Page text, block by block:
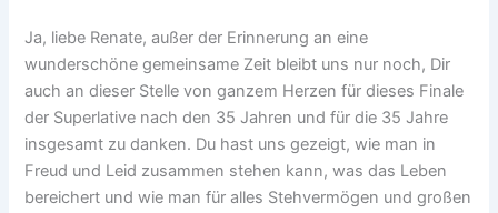
Ja, liebe Renate, außer der Erinnerung an eine
wunderschöne gemeinsame Zeit bleibt uns nur noch, Dir
auch an dieser Stelle von ganzem Herzen für dieses Finale
der Superlative nach den 35 Jahren und für die 35 Jahre
insgesamt zu danken. Du hast uns gezeigt, wie man in
Freud und Leid zusammen stehen kann, was das Leben
bereichert und wie man für alles Stehvermögen und großen